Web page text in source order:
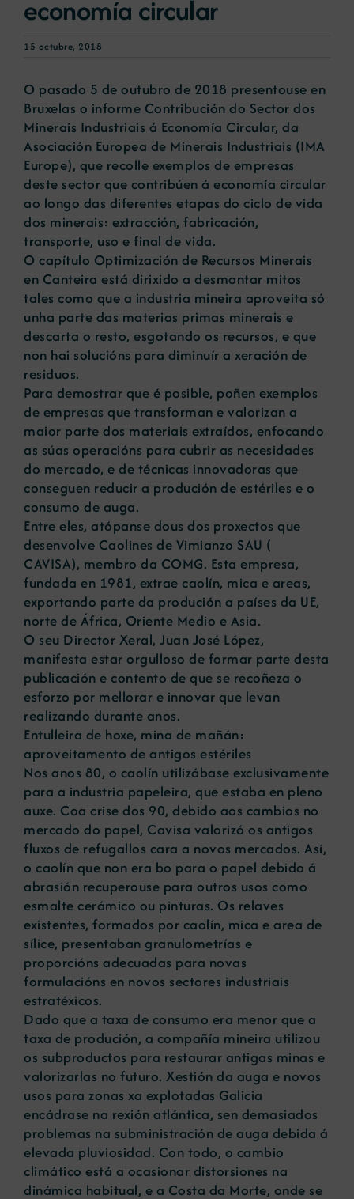
economía circular
15 octubre, 2018
O pasado 5 de outubro de 2018 presentouse en
Bruxelas o informe Contribución do Sector dos
Minerais Industriais á Economía Circular, da
Asociación Europea de Minerais Industriais (IMA
Europe), que recolle exemplos de empresas
deste sector que contribúen á economía circular
ao longo das diferentes etapas do ciclo de vida
dos minerais: extracción, fabricación,
transporte, uso e final de vida.
O capítulo Optimización de Recursos Minerais
en Canteira está dirixido a desmontar mitos
tales como que a industria mineira aproveita só
unha parte das materias primas minerais e
descarta o resto, esgotando os recursos, e que
non hai solucións para diminuír a xeración de
residuos.
Para demostrar que é posible, poñen exemplos
de empresas que transforman e valorizan a
maior parte dos materiais extraídos, enfocando
as súas operacións para cubrir as necesidades
do mercado, e de técnicas innovadoras que
conseguen reducir a produción de estériles e o
consumo de auga.
Entre eles, atópanse dous dos proxectos que
desenvolve Caolines de Vimianzo SAU (
CAVISA), membro da COMG. Esta empresa,
fundada en 1981, extrae caolín, mica e areas,
exportando parte da produción a países da UE,
norte de África, Oriente Medio e Asia.
O seu Director Xeral, Juan José López,
manifesta estar orgulloso de formar parte desta
publicación e contento de que se recoñeza o
esforzo por mellorar e innovar que levan
realizando durante anos.
Entulleira de hoxe, mina de mañán:
aproveitamento de antigos estériles
Nos anos 80, o caolín utilizábase exclusivamente
para a industria papeleira, que estaba en pleno
auxe. Coa crise dos 90, debido aos cambios no
mercado do papel, Cavisa valorizó os antigos
fluxos de refugallos cara a novos mercados. Así,
o caolín que non era bo para o papel debido á
abrasión recuperouse para outros usos como
esmalte cerámico ou pinturas. Os relaves
existentes, formados por caolín, mica e area de
sílice, presentaban granulometrías e
proporcións adecuadas para novas
formulacións en novos sectores industriais
estratéxicos.
Dado que a taxa de consumo era menor que a
taxa de produción, a compañía mineira utilizou
os subproductos para restaurar antigas minas e
valorizarlas no futuro. Xestión da auga e novos
usos para zonas xa explotadas Galicia
encádrase na rexión atlántica, sen demasiados
problemas na subministración de auga debida á
elevada pluviosidad. Con todo, o cambio
climático está a ocasionar distorsiones na
dinámica habitual, e a Costa da Morte, onde se